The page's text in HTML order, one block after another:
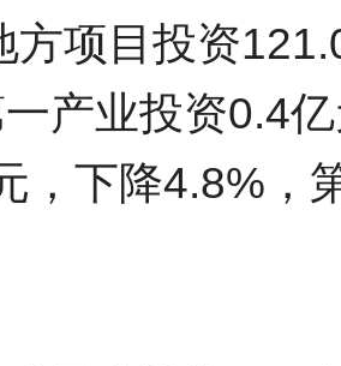
方项目投资
产业投资0.4
，下降4.8%，